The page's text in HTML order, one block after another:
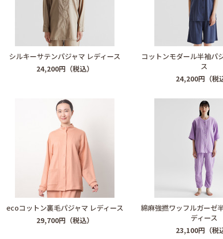
シルキーサテンパジャマ レディース
24,200円（税込）
コットンモダール半袖パ
ス
24,200円（税
ecoコットン裏毛パジャマ レディース
29,700円（税込）
綿麻強撚ワッフルガーゼ
ディース
23,100円（税